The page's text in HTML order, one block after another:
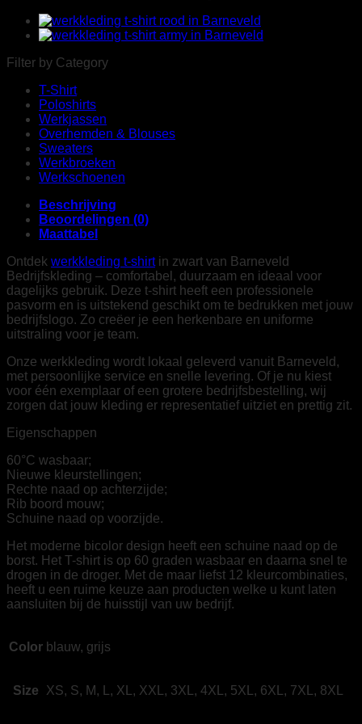
Filter by Category
T-Shirt
Poloshirts
Werkjassen
Overhemden & Blouses
Sweaters
Werkbroeken
Werkschoenen
Beschrijving
Beoordelingen (0)
Maattabel
Ontdek werkkleding t-shirtin zwart van Barneveld
Bedrijfskleding – comfortabel, duurzaam en ideaal voor
dagelijks gebruik. Deze t-shirt heeft een professionele
pasvorm en is uitstekend geschikt om te bedrukken met jouw
bedrijfslogo. Zo creëer je een herkenbare en uniforme
uitstraling voor je team.
Onze werkkleding wordt lokaal geleverd vanuit Barneveld,
met persoonlijke service en snelle levering. Of je nu kiest
voor één exemplaar of een grotere bedrijfsbestelling, wij
zorgen dat jouw kleding er representatief uitziet en prettig zit.
Eigenschappen
60°C wasbaar;
Nieuwe kleurstellingen;
Rechte naad op achterzijde;
Rib boord mouw;
Schuine naad op voorzijde.
Het moderne bicolor design heeft een schuine naad op de
borst. Het T-shirt is op 60 graden wasbaar en daarna snel te
drogen in de droger. Met de maar liefst 12 kleurcombinaties,
heeft u een ruime keuze aan producten welke u kunt laten
aansluiten bij de huisstijl van uw bedrijf.
Color blauw, grijs
Size XS, S, M, L, XL, XXL, 3XL, 4XL, 5XL, 6XL, 7XL, 8XL